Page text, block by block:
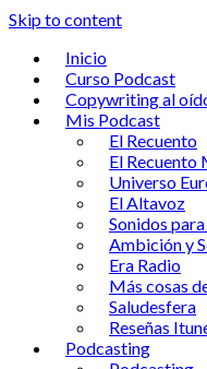
Skip to content
Inicio
Curso Podcast
Copywriting al
Mis Podcast
El Recuento
El Recuento
Universo
El Altavoz
Sonidos
Ambición y
Era Radio
Más cosas
Saludesfera
Reseñas
Podcasting